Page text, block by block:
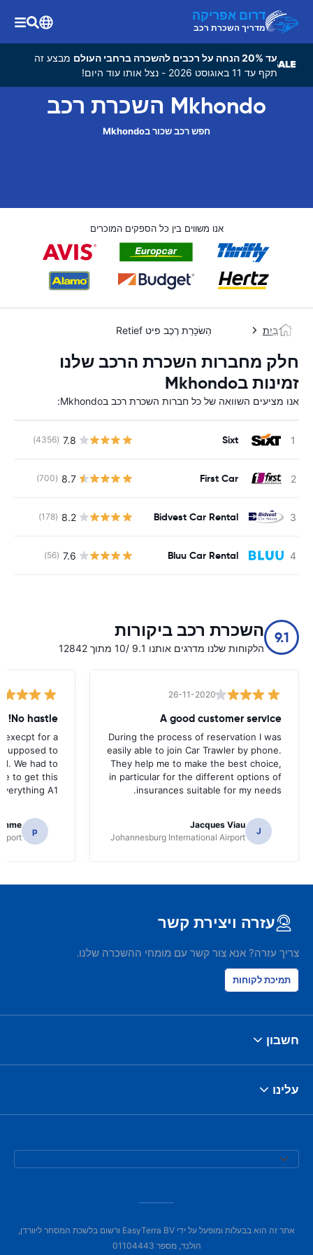
דרום אפריקה
מדריך השכרת רכב
עד 20% הנחה על רכבים להשכרה ברחבי העולם
מבצע זה
תקף עד 11 באוגוסט 2026 - נצל אותו עוד היום!
Mkhondo השכרת רכב
חפש רכב שכור בMkhondo
אנו משווים בין כל הספקים המוכרים
בַּיִת הַשׂכָּרַת רֶכֶב פיט Retief
חלק מחברות השכרת הרכב שלנו
זמינות בMkhondo
אנו מציעים השוואה של כל חברות השכרת רכב בMkhondo:
Sixt
7.8
(4356)
First Car
8.7
(700)
Bidvest Car Rental
8.2
(178)
Bluu Car Rental
7.6
(56)
9.1 השכרת רכב ביקורות
הלקוחות שלנו מדרגים אותנו 9.1 /10 מתוך 12842
26-11-2020
A good customer service
During the process of reservation I was
easily able to join Car Trawler by phone.
They help me to make the best choice,
in particular for the different options of
insurances suitable for my needs.
J
Jacques Viau
Johannesburg International Airport
No hastle!
execpt for a
to
We had to
to get this
A1
p
עזרה ויצירת קשר
צריך עזרה? אנא צור קשר עם מומחי ההשכרה שלנו.
תמיכת לקוחות
חשבון
עלינו
אתר זה הוא בבעלות ומופעל על ידי EasyTerra BV ורשום בלשכת המסחר ליוורדן,
הולנד, מספר 01104443